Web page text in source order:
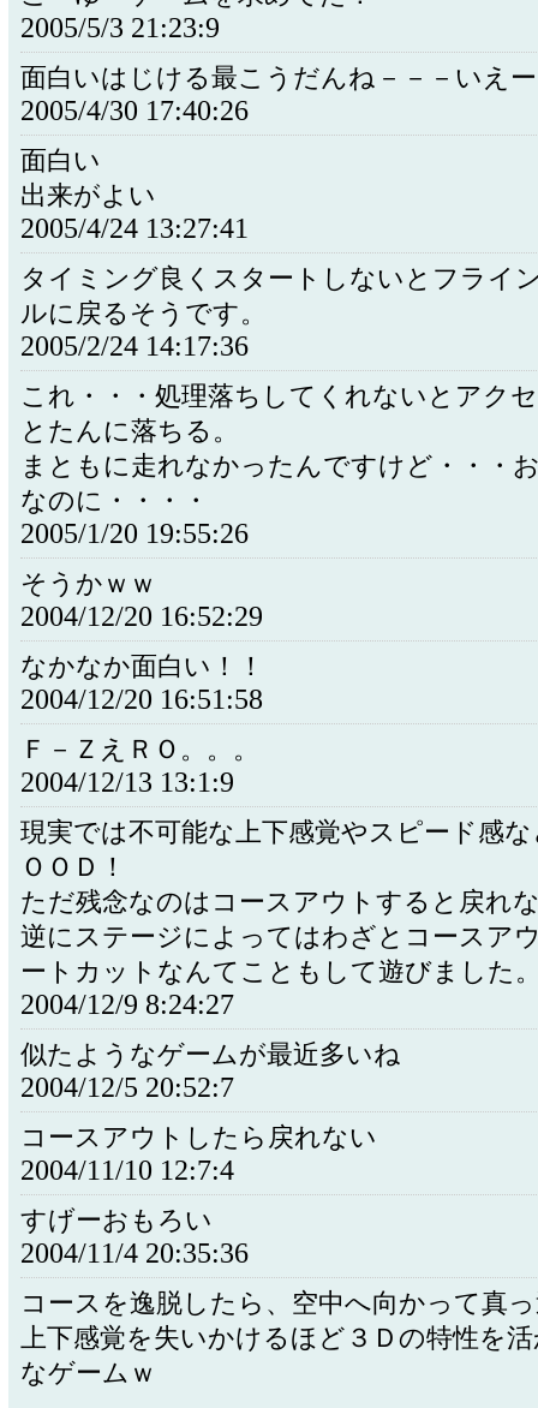
2005/5/3 21:23:9
面白いはじける最こうだんね－－－いえ
2005/4/30 17:40:26
面白い
出来がよい
2005/4/24 13:27:41
タイミング良くスタートしないとフライ
ルに戻るそうです。
2005/2/24 14:17:36
これ・・・処理落ちしてくれないとアク
とたんに落ちる。
まともに走れなかったんですけど・・・
なのに・・・・
2005/1/20 19:55:26
そうかｗｗ
2004/12/20 16:52:29
なかなか面白い！！
2004/12/20 16:51:58
Ｆ－ＺえＲＯ。。。
2004/12/13 13:1:9
現実では不可能な上下感覚やスピード感
ＯＯＤ！
ただ残念なのはコースアウトすると戻れ
逆にステージによってはわざとコースア
ートカットなんてこともして遊びました
2004/12/9 8:24:27
似たようなゲームが最近多いね
2004/12/5 20:52:7
コースアウトしたら戻れない
2004/11/10 12:7:4
すげーおもろい
2004/11/4 20:35:36
コースを逸脱したら、空中へ向かって真
上下感覚を失いかけるほど３Ｄの特性を
なゲームｗ